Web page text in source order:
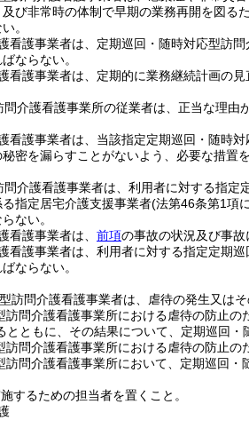
び非常時の体制で早期の業務再開を図る
。
看護事業者は、定期巡回・随時対応型訪
ならない。
看護事業者は、定期的に業務継続計画の
介護看護事業所の従業者は、正当な理
看護事業者は、当該指定定期巡回・随時
密を漏らすことがないよう、必要な措置
介護看護事業者は、利用者に対する指定
指定居宅介護支援事業者(法第46条第1項
ない。
看護事業者は、 前項の事故の状況及び事故
看護事業者は、利用者に対する指定定期
ならない。
訪問介護看護事業者は、虐待の発生又はそ
訪問介護看護事業所における虐待の防止の
とともに、その結果について、定期巡回
問介護看護事業所における虐待の防止の
訪問介護看護事業所において、定期巡回
するための担当者を置くこと。